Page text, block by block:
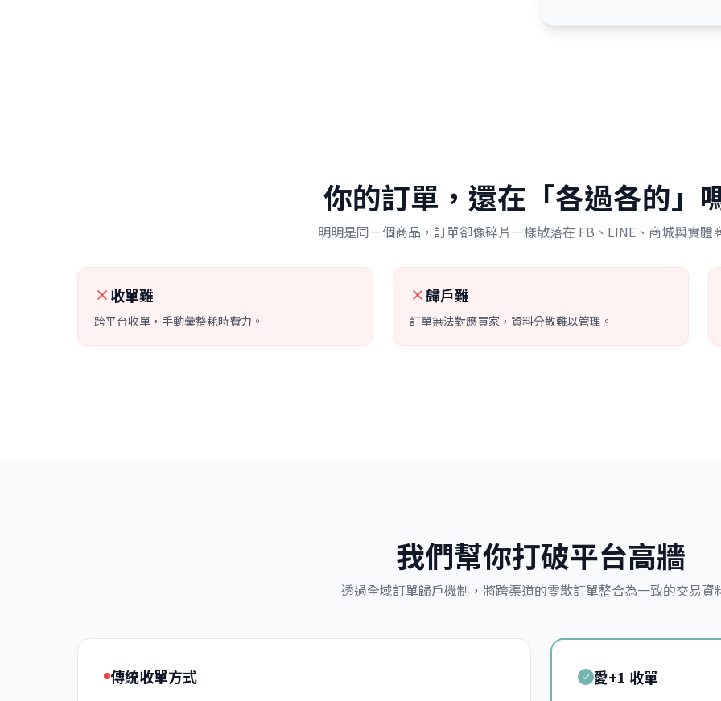
你的訂單，還在「各過各的」
明明是同一個商品，訂單卻像碎片一樣散落在 FB、LINE、商城與實體
收單難
跨平台收單，手動彙整耗時費力。
歸戶難
訂單無法對應買家，資料分散難以管理。
我們幫你打破平台高牆
透過全域訂單歸戶機制，將跨渠道的零散訂單整合為一致的交易資
傳統收單方式 愛+1 收單